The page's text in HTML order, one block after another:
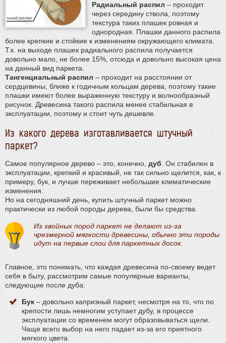
Радиальный распил – проходит
через середину ствола, поэтому
текстура таких плашек ровная и
однородная. Плашки данного распила
более крепкие и стойкие к изменениям окружающего климата.
Т.к. на выходе плашек радиального распила получается
довольно мало, не более 15%, отсюда и довольно высокая цена
на данный вид паркета.
Тангенциальный распил – проходит на расстоянии от
сердцевины, ближе к годичным кольцам дерева, поэтому такие
плашки имеют более выраженную текстуру и волнообразный
рисунок. Древесина такого распила менее стабильная в
эксплуатации, поэтому и стоит чуть дешевле.
Из какого дерева изготавливается штучный
паркет?
Самое популярное дерево – это, конечно, дуб . Он стабилен в
эксплуатации, крепкий и красивый, не так сильно щелится, как, к
примеру, бук, и лучше переживает небольшие климатические
изменения.
Но на сегодняшний день, купить штучный паркет можно
практически из любой породы дерева, были бы средства.
Из хвойных пород паркет не делают из-за
чрезмерной мягкости древесины, обычно эти породы
идут на первые слои для паркетных досок.
Главное, это понимать, что каждая древесина по-своему ведет
себя в быту, рассмотрим самые популярные варианты,
следующие после дуба:
Бук – довольно капризный паркет, несмотря на то, что по
крепости лишь немногим уступает дубу, в процессе
эксплуатации со временем могут образовываться щели.
Чаще всего выбор на него падает из-за его приятного
мягкого цвета.